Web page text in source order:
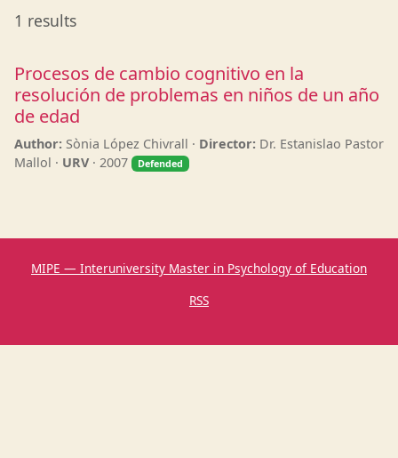
1 results
Procesos de cambio cognitivo en la
resolución de problemas en niños de un año
de edad
Author: Sònia López Chivrall · Director: Dr. Estanislao Pastor
Mallol · URV· 2007 Defended
MIPE — Interuniversity Master in Psychology of Education
RSS